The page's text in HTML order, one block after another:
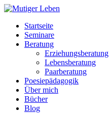
Startseite
Seminare
Beratung
Erziehungsberatung
Lebensberatung
Paarberatung
Poesiepädagogik
Über mich
Bücher
Blog